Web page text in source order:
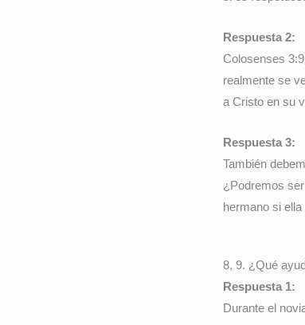
Respuesta 2:
Colosenses
realmente se
a Cristo en su
Respuesta 3:
También
¿Podremos
hermano si
8, 9. ¿Qué
Respuesta 1:
Durante el